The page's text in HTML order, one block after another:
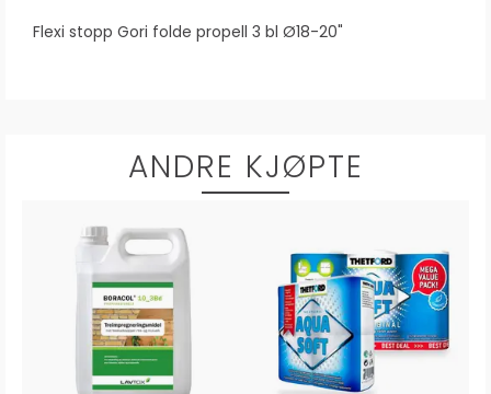
Flexi stopp Gori folde propell 3 bl Ø18-20"
ANDRE KJØPTE